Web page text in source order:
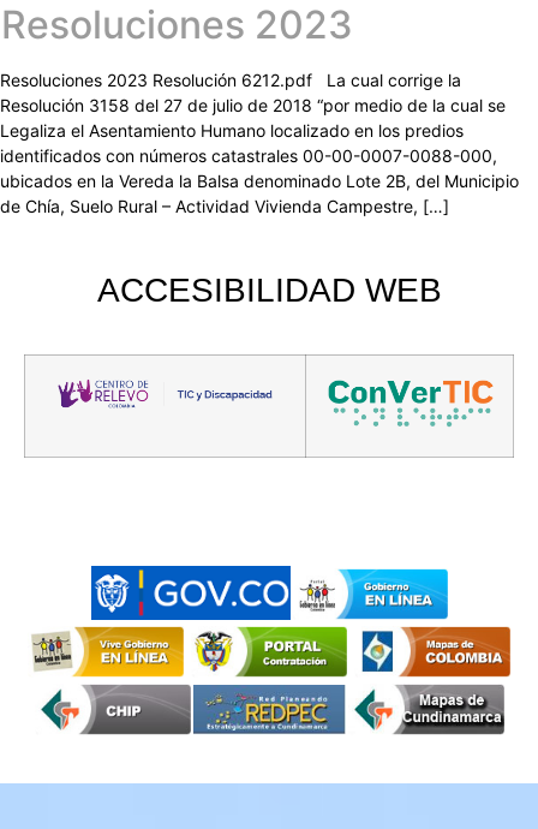
Resoluciones 2023
Resoluciones 2023 Resolución 6212.pdf La cual corrige la
Resolución 3158 del 27 de julio de 2018 “por medio de la cual se
Legaliza el Asentamiento Humano localizado en los predios
identificados con números catastrales 00-00-0007-0088-000,
ubicados en la Vereda la Balsa denominado Lote 2B, del Municipio
de Chía, Suelo Rural – Actividad Vivienda Campestre, […]
ACCESIBILIDAD WEB